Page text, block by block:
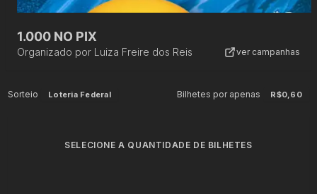
1.000 NO PIX
Organizado por Luiza Freire dos Reis ver campanhas
Sorteio Loteria Federal Bilhetes por apenas R$0,60
SELECIONE A QUANTIDADE DE BILHETES